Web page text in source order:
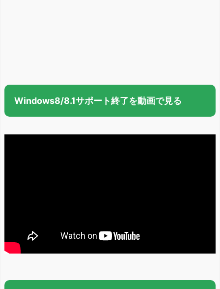
Windows8/8.1サポート終了を動画で見る